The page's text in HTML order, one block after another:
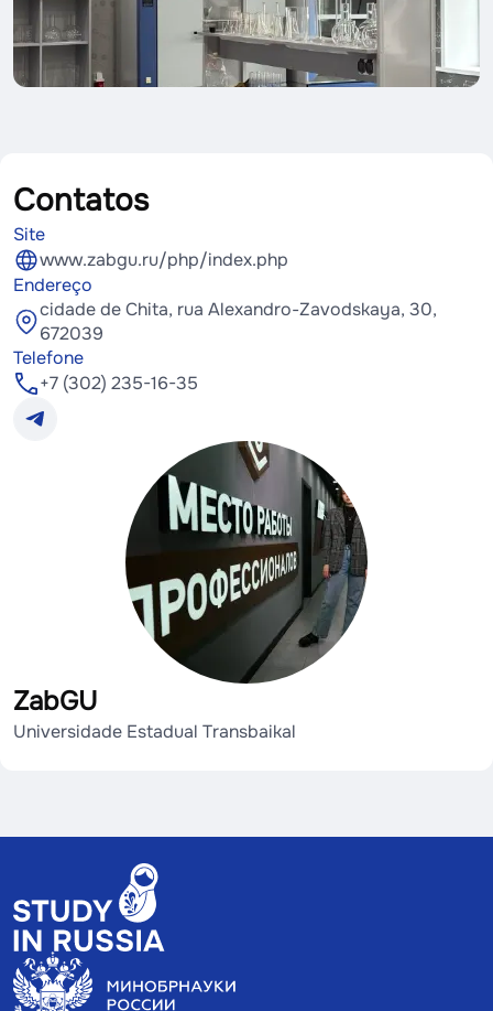
Contatos
Site
www.zabgu.ru/php/index.php
Endereço
cidade de Chita, rua Alexandro-Zavodskaya, 30,
672039
Telefone
+7 (302) 235-16-35
ZabGU
Universidade Estadual Transbaikal